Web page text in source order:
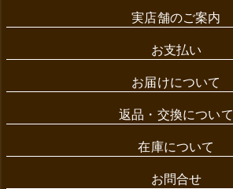
実店舗のご案内
お支払い
お届けについて
返品・交換について
在庫について
お問合せ